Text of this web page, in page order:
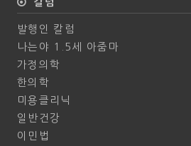
발행인 칼럼
나는야 1.5세 아줌마
가정의학
한의학
미용클리닉
일반건강
이민법